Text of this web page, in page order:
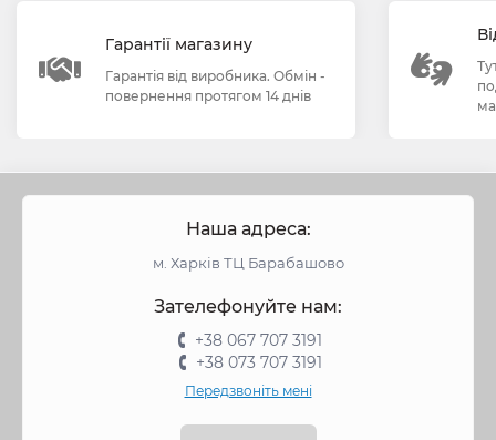
Гарантії магазину
Гарантія від виробника. Обмін -
повернення протягом 14 днів
Наша адреса:
м. Харків ТЦ Барабашово
Зателефонуйте нам:
+38 067 707 3191
+38 073 707 3191
Передзвоніть мені